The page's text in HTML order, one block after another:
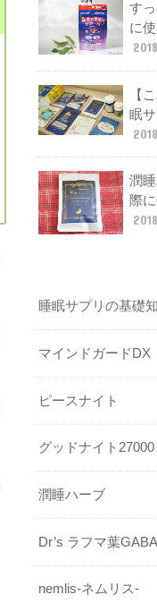
す
に
【
眠
潤
際
睡眠サプリの基礎
マインドガードDX
ピースナイト
グッドナイト27000
潤睡ハーブ
Dr’s ラフマ葉GABA
nemlis-ネムリス-